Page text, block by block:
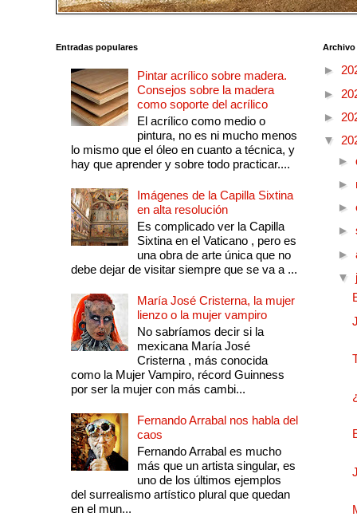
Entradas populares
Pintar acrílico sobre madera.
Consejos sobre la madera
como soporte del acrílico
El acrílico como medio o
pintura, no es ni mucho menos
lo mismo que el óleo en cuanto a técnica, y
hay que aprender y sobre todo practicar....
Imágenes de la Capilla Sixtina
en alta resolución
Es complicado ver la Capilla
Sixtina en el Vaticano , pero es
una obra de arte única que no
debe dejar de visitar siempre que se va a ...
María José Cristerna, la mujer
lienzo o la mujer vampiro
No sabríamos decir si la
mexicana María José
Cristerna , más conocida
como la Mujer Vampiro, récord Guinness
por ser la mujer con más cambi...
Fernando Arrabal nos habla del
caos
Fernando Arrabal es mucho
más que un artista singular, es
uno de los últimos ejemplos
del surrealismo artístico plural que quedan
en el mun...
►
►
►
▼
►
►
►
►
►
▼